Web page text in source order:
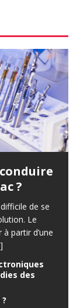
?
de se
Le
partir d’une
des